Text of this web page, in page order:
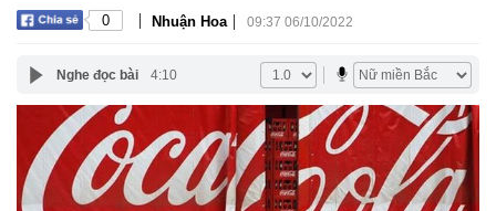
0 | Nhuận Hoa | 09:37 06/10/2022
Nghe đọc bài 4:10